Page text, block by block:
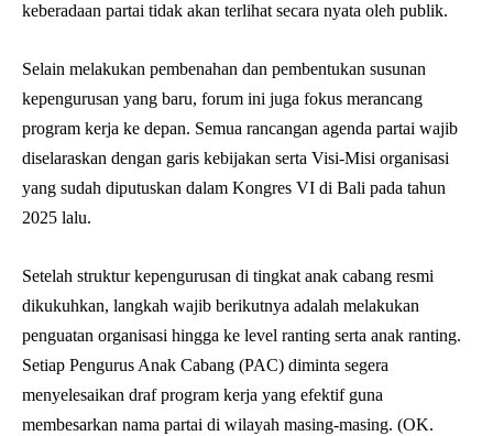
keberadaan partai tidak akan terlihat secara nyata oleh publik.
Selain melakukan pembenahan dan pembentukan susunan
kepengurusan yang baru, forum ini juga fokus merancang
program kerja ke depan. Semua rancangan agenda partai wajib
diselaraskan dengan garis kebijakan serta Visi-Misi organisasi
yang sudah diputuskan dalam Kongres VI di Bali pada tahun
2025 lalu.
Setelah struktur kepengurusan di tingkat anak cabang resmi
dikukuhkan, langkah wajib berikutnya adalah melakukan
penguatan organisasi hingga ke level ranting serta anak ranting.
Setiap Pengurus Anak Cabang (PAC) diminta segera
menyelesaikan draf program kerja yang efektif guna
membesarkan nama partai di wilayah masing-masing. (OK.